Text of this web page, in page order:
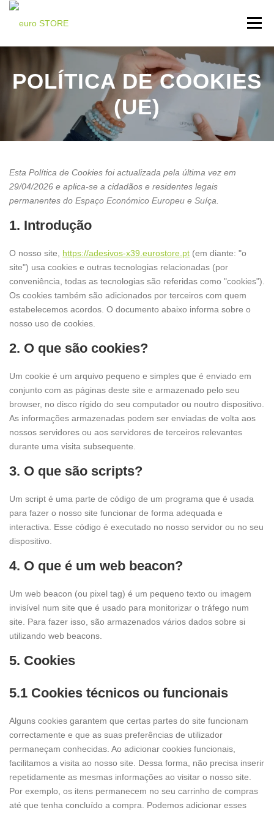
Saltar
Menu
LOJA LIFEWAVE ⬇ ADESIVO X39 ⬇
TESTEMUNHOS ⬇ ÚTILIDADES ⬇ CONTATOS
POLÍTICA DE COOKIES
(UE)
Esta Política de Cookies foi actualizada pela última vez em
29/04/2026 e aplica-se a cidadãos e residentes legais
permanentes do Espaço Económico Europeu e Suíça.
1. Introdução
O nosso site, https://adesivos-x39.eurostore.pt (em diante: "o
site") usa cookies e outras tecnologias relacionadas (por
conveniência, todas as tecnologias são referidas como "cookies").
Os cookies também são adicionados por terceiros com quem
estabelecemos acordos. O documento abaixo informa sobre o
nosso uso de cookies.
2. O que são cookies?
Um cookie é um arquivo pequeno e simples que é enviado em
conjunto com as páginas deste site e armazenado pelo seu
browser, no disco rígido do seu computador ou noutro dispositivo.
As informações armazenadas podem ser enviadas de volta aos
nossos servidores ou aos servidores de terceiros relevantes
durante uma visita subsequente.
3. O que são scripts?
Um script é uma parte de código de um programa que é usada
para fazer o nosso site funcionar de forma adequada e
interactiva. Esse código é executado no nosso servidor ou no seu
dispositivo.
4. O que é um web beacon?
Um web beacon (ou pixel tag) é um pequeno texto ou imagem
invisível num site que é usado para monitorizar o tráfego num
site. Para fazer isso, são armazenados vários dados sobre si
utilizando web beacons.
5. Cookies
5.1 Cookies técnicos ou funcionais
Alguns cookies garantem que certas partes do site funcionam
correctamente e que as suas preferências de utilizador
permaneçam conhecidas. Ao adicionar cookies funcionais,
facilitamos a visita ao nosso site. Dessa forma, não precisa inserir
repetidamente as mesmas informações ao visitar o nosso site.
Por exemplo, os itens permanecem no seu carrinho de compras
até que tenha concluído a compra. Podemos adicionar esses